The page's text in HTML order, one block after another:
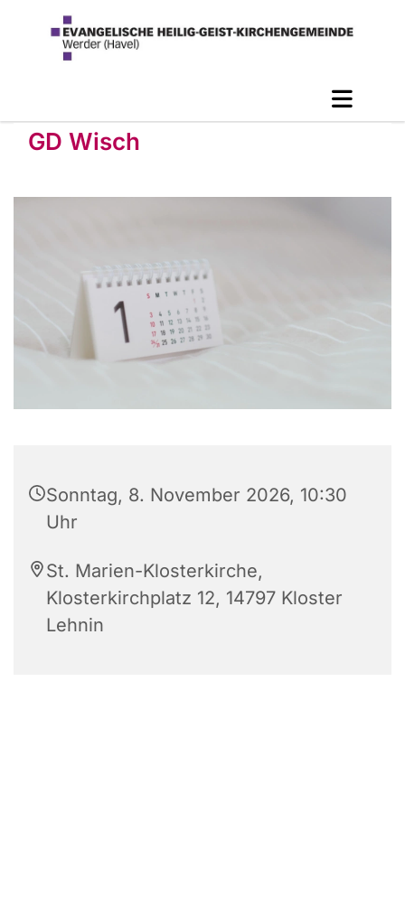
GD Wisch
Sonntag, 8. November 2026, 10:30
Uhr
St. Marien-Klosterkirche,
Klosterkirchplatz 12, 14797 Kloster
Lehnin